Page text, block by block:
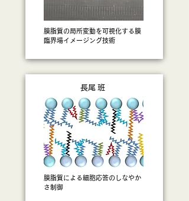
膜脂質の局所変動を可視化する膜
臨界場イメージング技術
​長尾班
膜脂質による細胞応答のしなやか
さ制御